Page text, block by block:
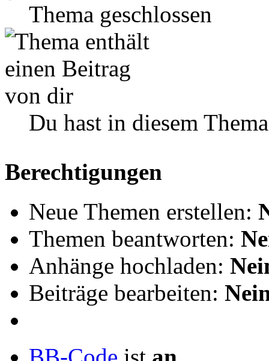
Thema geschlossen
Du hast in diesem
Berechtigungen
Neue Themen erstellen:
Themen beantworten:
Anhänge hochladen:
Beiträge bearbeiten: